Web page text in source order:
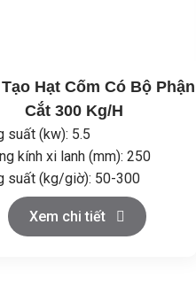
Hạt Cốm Có Bộ Phận
Cắt 300 Kg/H
suất (kw): 5.5
kính xi lanh (mm): 250
suất (kg/giờ): 50-300
kính hạt (mm): φ1.2~φ3
độ (vòng/phút): 50 (có thể
Xem chi tiết